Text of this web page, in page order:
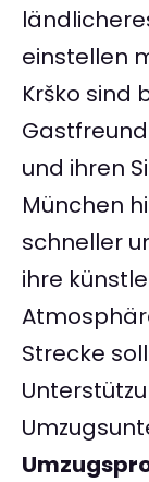
einstellen
Krško sind
und ihren
München
schneller
ihre
Strecke